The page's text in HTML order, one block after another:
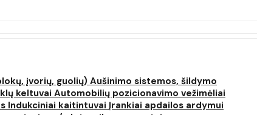
įvorių, guolių) Aušinimo sistemos, šildymo
keltuvai Automobilių pozicionavimo vežimėliai
Indukciniai kaitintuvai Įrankiai apdailos ardymui